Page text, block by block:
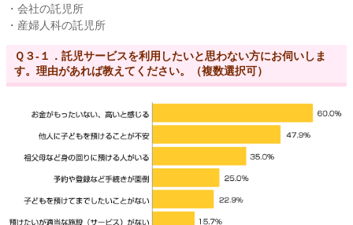
・会社の託児所
・産婦人科の託児所
Ｑ３-１．託児サービスを利用したいと思わない方にお伺いしま
す。理由があれば教えてください。（複数選択可）